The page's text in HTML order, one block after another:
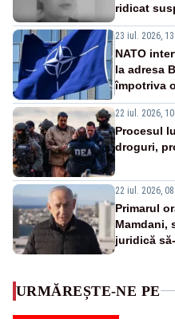
ridicat
23 iul. 2026,
NATO
la adresa
împotriva
22 iul. 2026,
Procesul
droguri,
22 iul. 2026,
Primarul
Mamdani,
juridică
URMĂREȘTE-NE PE